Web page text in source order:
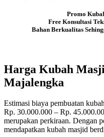
Promo
Free Konsultasi
Bahan Berkualitas
Harga Kubah
Majalengka
Estimasi biaya pembuatan
Rp. 30.000.000 – Rp.
merupakan perkiraan. Dengan
mendapatkan kubah masjid